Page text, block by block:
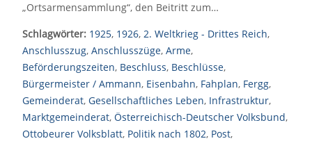
„Ortsarmensammlung“, den Beitritt zum…
Schlagwörter: 1925, 1926, 2. Weltkrieg - Drittes Reich,
Anschlusszug, Anschlusszüge, Arme,
Beförderungszeiten, Beschluss, Beschlüsse,
Bürgermeister / Ammann, Eisenbahn, Fahplan, Fergg,
Gemeinderat, Gesellschaftliches Leben, Infrastruktur,
Marktgemeinderat, Österreichisch-Deutscher Volksbund,
Ottobeurer Volksblatt, Politik nach 1802, Post,